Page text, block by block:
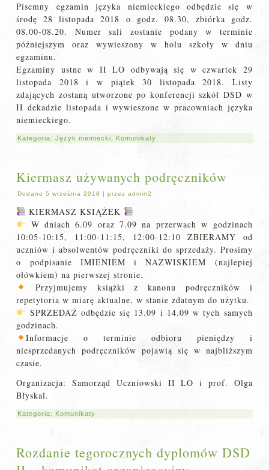
Pisemny egzamin języka niemieckiego odbędzie się w
środę 28 listopada 2018 o godz. 08.30, zbiórka godz.
08.00-08.20. Numer sali zostanie podany w terminie
późniejszym oraz wywieszony w holu szkoły w dniu
egzaminu.
Egzaminy ustne w II LO odbywają się w czwartek 29
listopada 2018 i w piątek 30 listopada 2018. Listy
zdających zostaną utworzone po konferencji szkół DSD w
II dekadzie listopada i wywieszone w pracowniach języka
niemieckiego.
Kategoria:Język niemiecki Komunikaty
Kiermasz używanych podręczników
Dodane 5 września 2018 |przez admin2
KIERMASZ KSIĄŻEK
W dniach 6.09 oraz 7.09 na przerwach w godzinach
10:05-10:15, 11:00-11:15, 12:00-12:10 ZBIERAMY od
uczniów i absolwentów podręczniki do sprzedaży. Prosimy
o podpisanie IMIENIEM i NAZWISKIEM (najlepiej
ołówkiem) na pierwszej stronie.
Przyjmujemy książki z kanonu podręczników i
repetytoria w miarę aktualne, w stanie zdatnym do użytku.
SPRZEDAŻ odbędzie się 13.09 i 14.09 w tych samych
godzinach.
Informacje o terminie odbioru pieniędzy i
niesprzedanych podręczników pojawią się w najbliższym
czasie.
Organizacja: Samorząd Uczniowski II LO i prof. Olga
Błyskal.
Kategoria: Komunikaty
Rozdanie tegorocznych dyplomów DSD